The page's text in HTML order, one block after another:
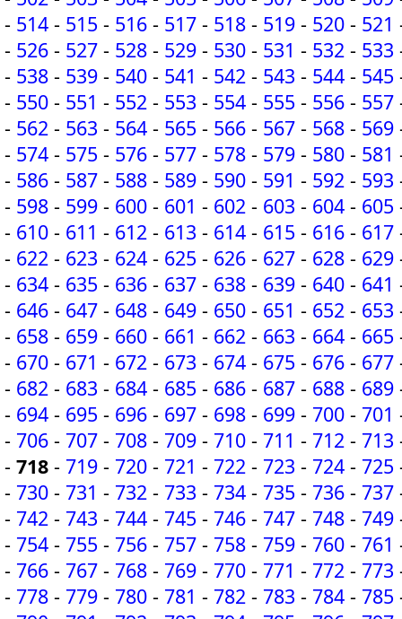
- 514 - 515 - 516 - 517 - 518 - 519 - 520 - 521
- 526 - 527 - 528 - 529 - 530 - 531 - 532 - 533
- 538 - 539 - 540 - 541 - 542 - 543 - 544 - 545
- 550 - 551 - 552 - 553 - 554 - 555 - 556 - 557
- 562 - 563 - 564 - 565 - 566 - 567 - 568 - 569
- 574 - 575 - 576 - 577 - 578 - 579 - 580 - 581
- 586 - 587 - 588 - 589 - 590 - 591 - 592 - 593
- 598 - 599 - 600 - 601 - 602 - 603 - 604 - 605
- 610 - 611 - 612 - 613 - 614 - 615 - 616 - 617
- 622 - 623 - 624 - 625 - 626 - 627 - 628 - 629
- 634 - 635 - 636 - 637 - 638 - 639 - 640 - 641
- 646 - 647 - 648 - 649 - 650 - 651 - 652 - 653
- 658 - 659 - 660 - 661 - 662 - 663 - 664 - 665
- 670 - 671 - 672 - 673 - 674 - 675 - 676 - 677
- 682 - 683 - 684 - 685 - 686 - 687 - 688 - 689
- 694 - 695 - 696 - 697 - 698 - 699 - 700 - 701
- 706 - 707 - 708 - 709 - 710 - 711 - 712 - 713
- 718 - 719 - 720 - 721 - 722 - 723 - 724 - 725
- 730 - 731 - 732 - 733 - 734 - 735 - 736 - 737
- 742 - 743 - 744 - 745 - 746 - 747 - 748 - 749
- 754 - 755 - 756 - 757 - 758 - 759 - 760 - 761
- 766 - 767 - 768 - 769 - 770 - 771 - 772 - 773
- 778 - 779 - 780 - 781 - 782 - 783 - 784 - 785